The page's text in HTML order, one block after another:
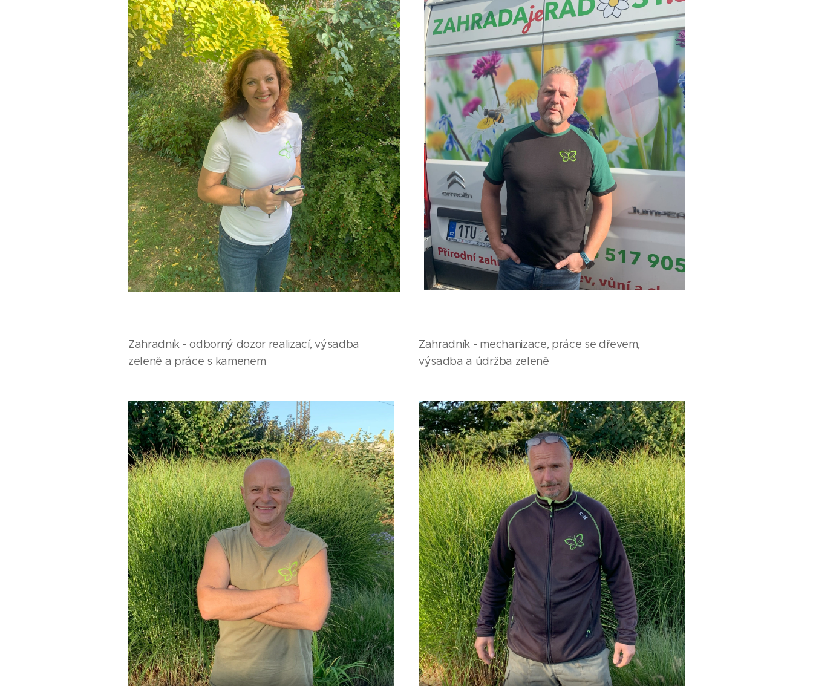
Zahradník - odborný dozor realizací, výsadba
zeleně a práce s kamenem
Zahradník - mechanizace, práce se dřevem,
výsadba a údržba zeleně